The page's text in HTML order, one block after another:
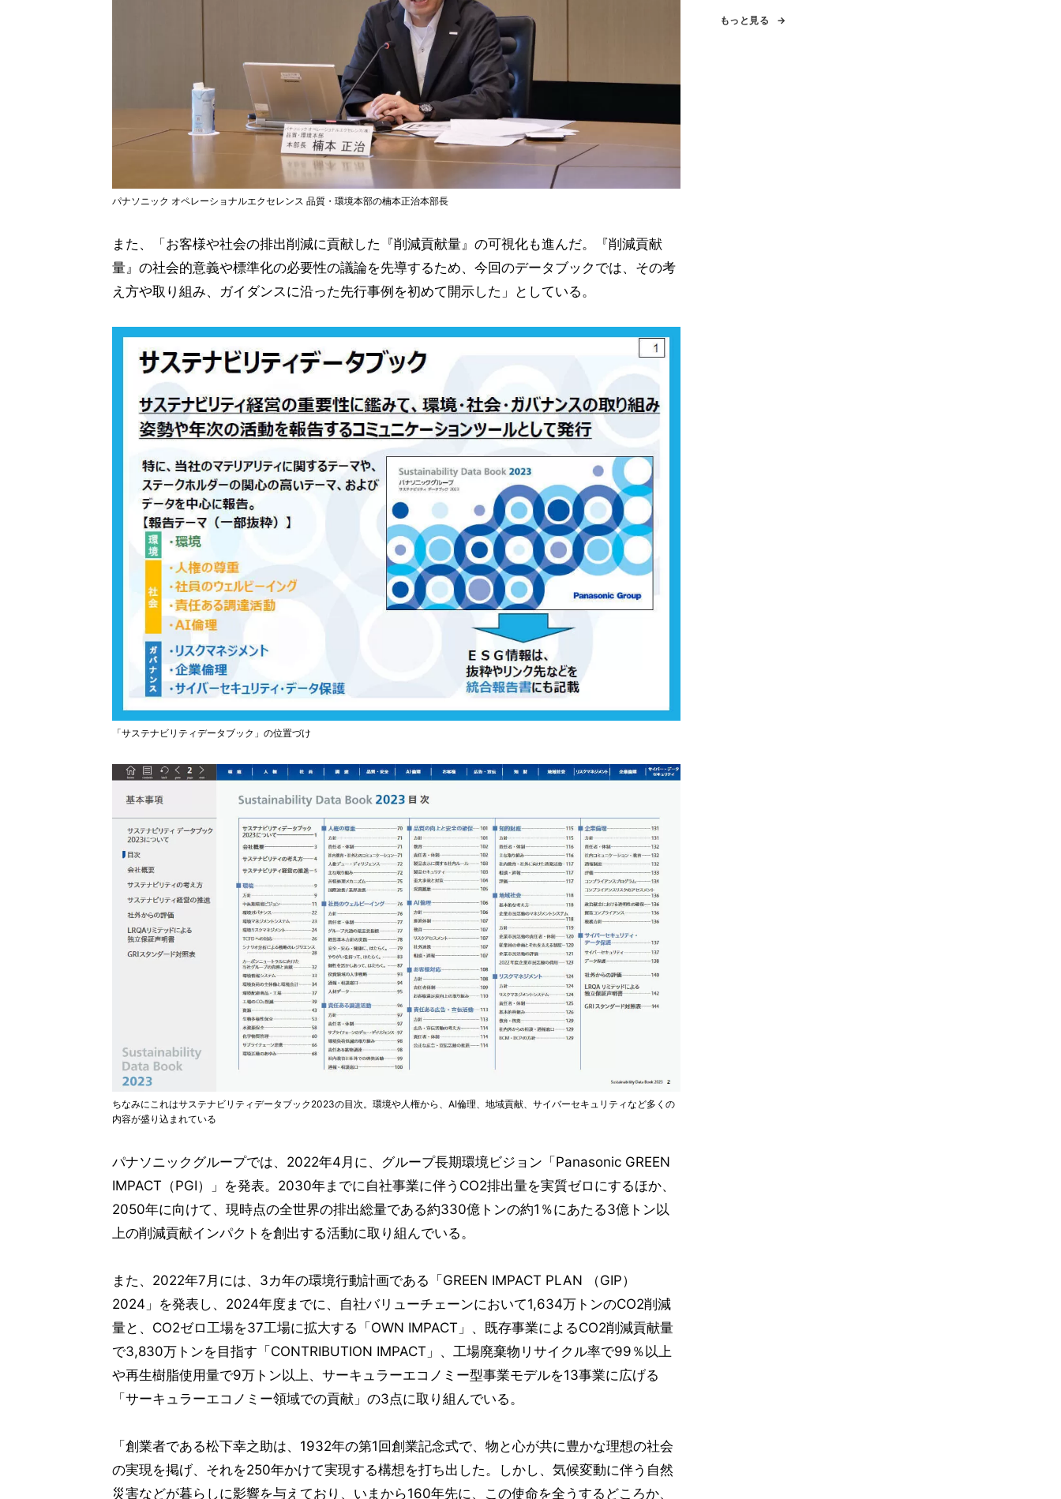
パナソニック オペレーショナルエクセレンス 品質・環境本部の楠本正治本部長
また、「お客様や社会の排出削減に貢献した『削減貢献量』の可視化も進んだ。『削減貢献
量』の社会的意義や標準化の必要性の議論を先導するため、今回のデータブックでは、その考
え方や取り組み、ガイダンスに沿った先行事例を初めて開示した」としている。
「サステナビリティデータブック」の位置づけ
ちなみにこれはサステナビリティデータブック2023の目次。環境や人権から、AI倫理、地域貢献、サイバーセキュリティなど多くの
内容が盛り込まれている
パナソニックグループでは、2022年4月に、グループ長期環境ビジョン「Panasonic GREEN
IMPACT（PGI）」を発表。2030年までに自社事業に伴うCO2排出量を実質ゼロにするほか、
2050年に向けて、現時点の全世界の排出総量である約330億トンの約1％にあたる3億トン以
上の削減貢献インパクトを創出する活動に取り組んでいる。
また、2022年7月には、3カ年の環境行動計画である「GREEN IMPACT PLAN （GIP）
2024」を発表し、2024年度までに、自社バリューチェーンにおいて1,634万トンのCO2削減
量と、CO2ゼロ工場を37工場に拡大する「OWN IMPACT」、既存事業によるCO2削減貢献量
で3,830万トンを目指す「CONTRIBUTION IMPACT」、工場廃棄物リサイクル率で99％以上
や再生樹脂使用量で9万トン以上、サーキュラーエコノミー型事業モデルを13事業に広げる
「サーキュラーエコノミー領域での貢献」の3点に取り組んでいる。
「創業者である松下幸之助は、1932年の第1回創業記念式で、物と心が共に豊かな理想の社会
の実現を掲げ、それを250年かけて実現する構想を打ち出した。しかし、気候変動に伴う自然
災害などが暮らしに影響を与えており、いまから160年先に、この使命を全うするどころか、
もっと見る